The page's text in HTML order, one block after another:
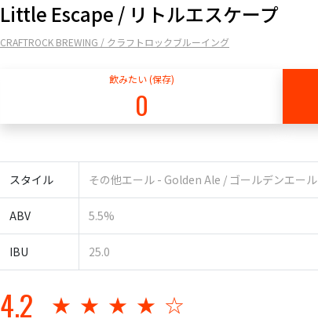
Little Escape / リトルエスケープ
CRAFTROCK BREWING / クラフトロックブルーイング
飲みたい (保存)
0
スタイル その他エール - Golden Ale / ゴールデンエール
ABV 5.5%
IBU 25.0
4.2 ★★★★☆